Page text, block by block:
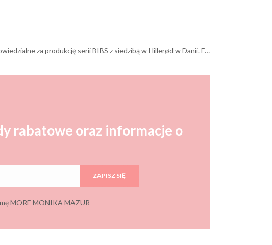
serii BIBS, koncentrując się na jakości, trendach czasu i najwyższej klasy designie. Produkty te trafiły na rynek w nowej odsłonie w 2017 roku. BIBS to wyłącznie duński produkt wyprodukowany przez Tolico Denmark
rabatowe oraz informacje o
ZAPISZ SIĘ
MORE MONIKA MAZUR